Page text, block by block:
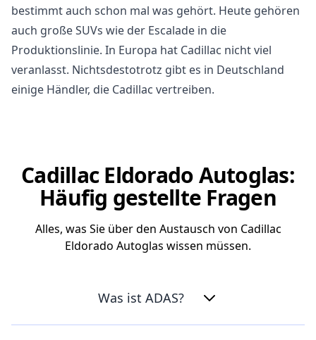
bestimmt auch schon mal was gehört. Heute gehören
auch große SUVs wie der Escalade in die
Produktionslinie. In Europa hat Cadillac nicht viel
veranlasst. Nichtsdestotrotz gibt es in Deutschland
einige Händler, die Cadillac vertreiben.
Cadillac Eldorado Autoglas:
Häufig gestellte Fragen
Alles, was Sie über den Austausch von Cadillac
Eldorado Autoglas wissen müssen.
Was ist ADAS?